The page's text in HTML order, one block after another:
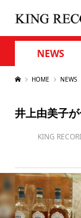
NEWS
HOME NEWS
井上由美子
KING